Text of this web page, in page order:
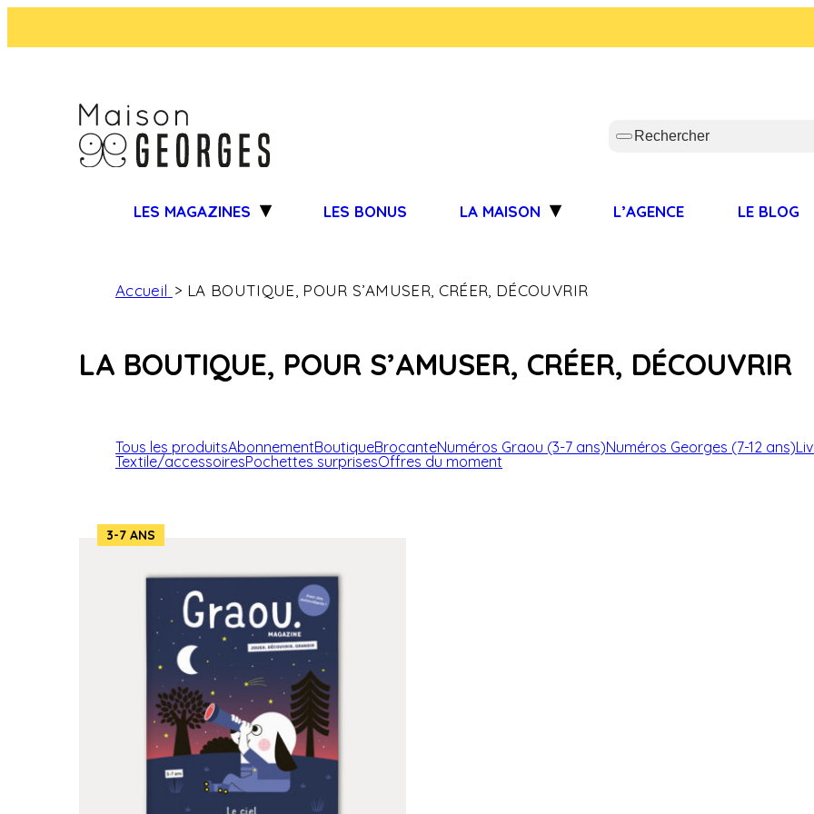
LES MAGAZINES LES BONUS LA MAISON L’AGENCE LE BLOG
Accueil LA BOUTIQUE, POUR S’AMUSER, CRÉER, DÉCOUVRIR
LA BOUTIQUE, POUR S’AMUSER, CRÉER, DÉCOUVRIR
Tous les produitsAbonnementBoutiqueBrocanteNuméros Graou (3-7 ans)Numéros Georges (7-12 ans)
Textile/accessoiresPochettes surprisesOffres du moment
3-7 ANS